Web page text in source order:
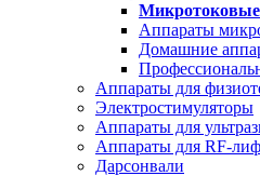
Аппараты
Домашние
Аппараты для
Электростимуляторы
Аппараты для
Аппараты для RF-
Дарсонвали